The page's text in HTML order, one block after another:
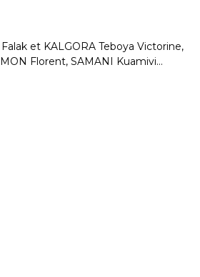
et KALGORA Teboya Victorine,
Florent, SAMANI Kuamivi…